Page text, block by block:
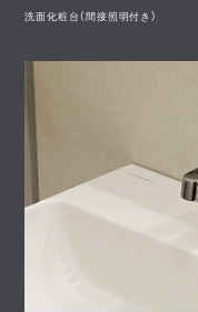
洗面化粧台（間接照明付き）